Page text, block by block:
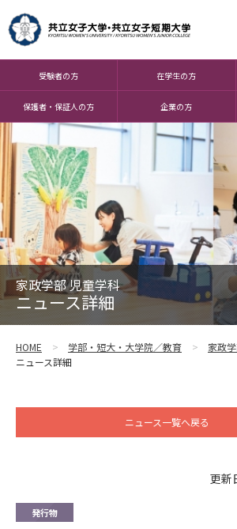
受験者の方 在学生の方
保護者・保証人の方 企業の方
家政学部 児童学科
ニュース詳細
HOME 学部・短大・大学院／教育 家政
ニュース詳細
ニュース一覧へ戻る
更新
発行物